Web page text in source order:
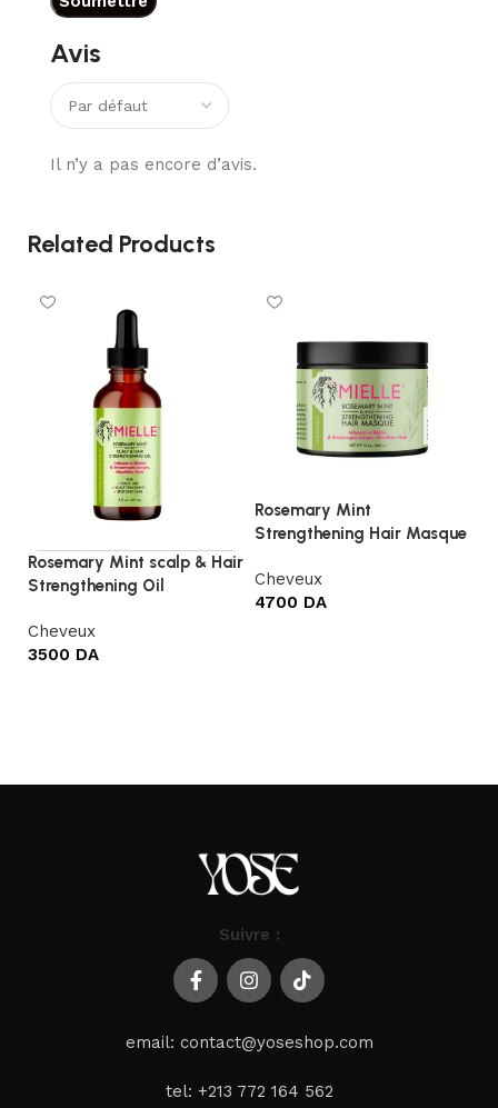
Avis
Il n’y a pas encore d’avis.
Related Products
Rosemary Mint scalp & Hair
Strengthening Oil
Cheveux
3500 DA
Rosemary Mint
Strengthening Hair Masque
Cheveux
4700 DA
Suivre :
email: contact@yoseshop.com
tel: +213 772 164 562